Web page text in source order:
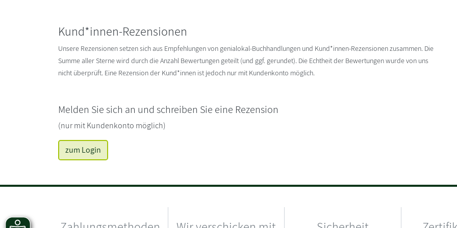
Kund*innen-Rezensionen
Unsere Rezensionen setzen sich aus Empfehlungen von genialokal-Buchhandlungen und Kund*innen-Rezensionen zusammen. Die
Summe aller Sterne wird durch die Anzahl Bewertungen geteilt (und ggf. gerundet). Die Echtheit der Bewertungen wurde von uns
nicht überprüft. Eine Rezension der Kund*innen ist jedoch nur mit Kundenkonto möglich.
Melden Sie sich an und schreiben Sie eine Rezension
(nur mit Kundenkonto möglich)
zum Login